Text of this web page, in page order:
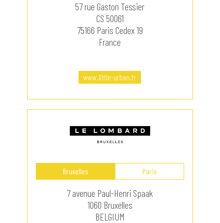
57 rue Gaston Tessier
CS 50061
75166 Paris Cedex 19
France
www.little-urban.fr
Bruxelles Paris
7 avenue Paul-Henri Spaak
1060 Bruxelles
BELGIUM